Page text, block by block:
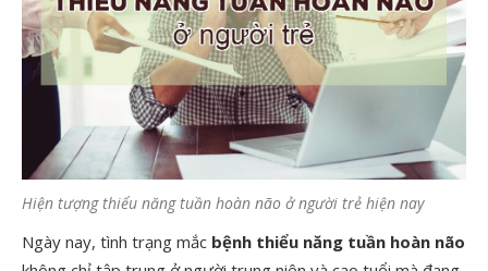
Hiện tượng thiểu năng tuần hoàn não ở người trẻ hiện nay
Ngày nay, tình trạng mắc bệnh thiểu năng tuần hoàn não